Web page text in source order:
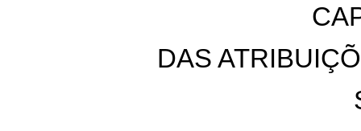
DAS